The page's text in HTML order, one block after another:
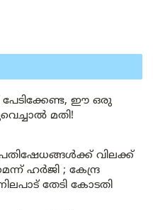
പേടിക്കേണ്ട, ഈ ഒരു
മതി!
വിലക്ക്
ഹർജി ; കേന്ദ്ര
തേടി കോടതി